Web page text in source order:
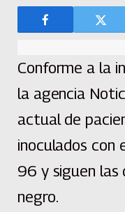
Conforme a la
la agencia
actual de
inoculados con
96 y siguen las
negro.